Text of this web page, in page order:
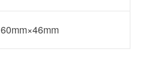
60mm×46mm